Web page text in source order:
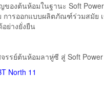
ของต้นห้อมในฐานะ Soft
การออกแบบผลิตภัณฑ์ร่วมสมัย
ย่างยั่งยืน
รรย์ต้นห้อมลาหู่ซี สู่ Soft
North 11